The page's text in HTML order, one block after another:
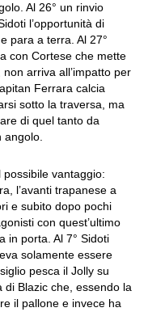
Al 26° un rinvio
l’opportunità di
para a terra. Al 27°
con Cortese che mette
arriva all’impatto per
Ferrara calcia
sotto la traversa, ma
di quel tanto da
vantaggio:
l’avanti trapanese a
e subito dopo pochi
con quest’ultimo
in porta. Al 7° Sidoti
solamente essere
pesca il Jolly su
di Blazic che, essendo la
il pallone e invece ha